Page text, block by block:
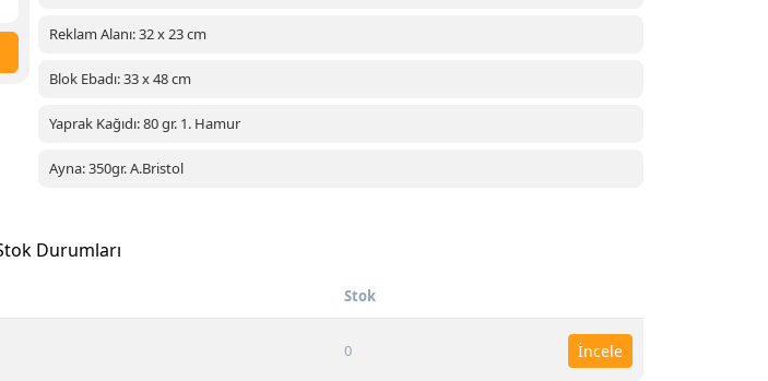
Reklam Alanı: 32 x 23 cm
Blok Ebadı: 33 x 48 cm
Yaprak Kağıdı: 80 gr. 1. Hamur
Ayna: 350gr. A.Bristol
Durumları
Stok
0 İncele